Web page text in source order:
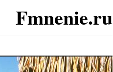
Fmnenie.ru